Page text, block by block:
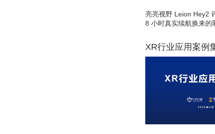
亮亮视野 Leion Hey2
8 小时真实续航换来的
XR行业应用案例